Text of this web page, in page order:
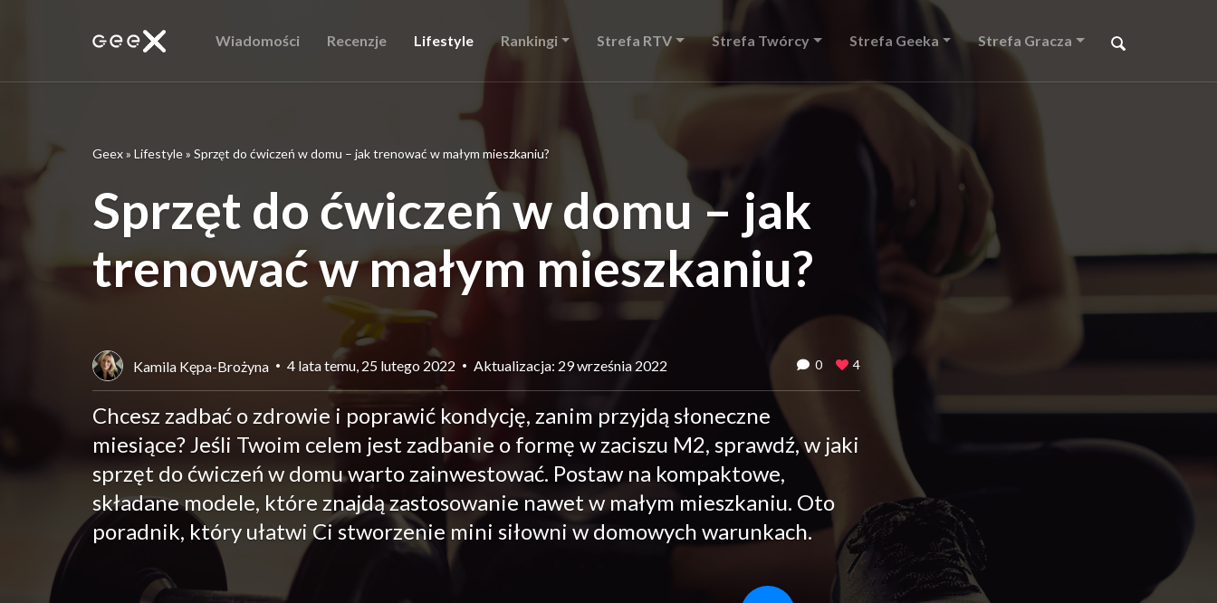
Wiadomości Recenzje Lifestyle Rankingi Strefa RTV Strefa Twórcy Strefa Geeka Strefa Gracza
Geex» Lifestyle» Sprzęt do ćwiczeń w domu – jak trenować w małym mieszkaniu?
Sprzęt do ćwiczeń w domu – jak
trenować w małym mieszkaniu?
Kamila Kępa-Brożyna 4 lata temu, 25 lutego 2022 Aktualizacja: 29 września 2022 0 4
Chcesz zadbać o zdrowie i poprawić kondycję, zanim przyjdą słoneczne
miesiące? Jeśli Twoim celem jest zadbanie o formę w zaciszu M2, sprawdź, w jaki
sprzęt do ćwiczeń w domu warto zainwestować. Postaw na kompaktowe,
składane modele, które znajdą zastosowanie nawet w małym mieszkaniu. Oto
poradnik, który ułatwi Ci stworzenie mini siłowni w domowych warunkach.